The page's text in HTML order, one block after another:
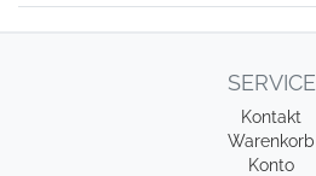
SERVICE
Kontakt
Warenkorb
Konto